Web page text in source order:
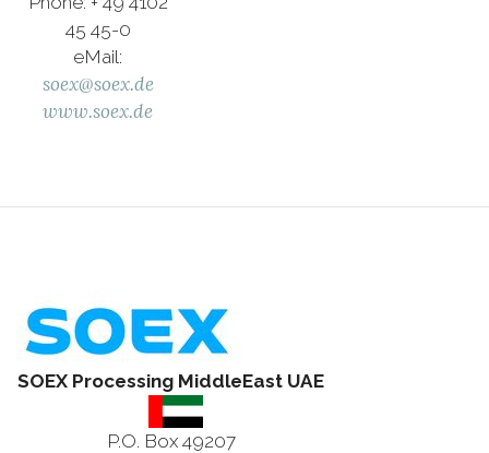
45 45-0
eMail:
soex@soex.de
www.soex.de
SOEX Processing MiddleEast UAE
P.O. Box 49207